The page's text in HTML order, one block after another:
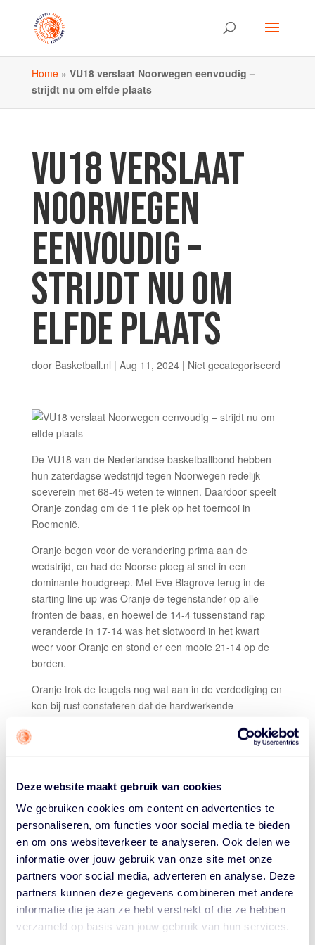
Deze website maakt gebruik van cookies
We gebruiken cookies om content en advertenties te
personaliseren, om functies voor social media te bieden
en om ons websiteverkeer te analyseren. Ook delen we
informatie over jouw gebruik van onze site met onze
partners voor social media, adverteren en analyse. Deze
partners kunnen deze gegevens combineren met andere
informatie die je aan ze hebt verstrekt of die ze hebben
verzameld op basis van jouw gebruik van hun services.
Home» VU18 verslaat Noorwegen eenvoudig –
strijdt nu om elfde plaats
VU18 VERSLAAT
NOORWEGEN
EENVOUDIG –
STRIJDT NU OM
ELFDE PLAATS
door Basketball.nl | Aug 11, 2024| Niet gecategoriseerd
De VU18 van de Nederlandse basketballbond hebben
hun zaterdagse wedstrijd tegen Noorwegen redelijk
soeverein met 68-45 weten te winnen. Daardoor speelt
Oranje zondag om de 11e plek op het toernooi in
Roemenië.
Oranje begon voor de verandering prima aan de
wedstrijd, en had de Noorse ploeg al snel in een
dominante houdgreep. Met Eve Blagrove terug in de
starting line up was Oranje de tegenstander op alle
fronten de baas, en hoewel de 14-4 tussenstand rap
veranderde in 17-14 was het slotwoord in het kwart
weer voor Oranje en stond er een mooie 21-14 op de
borden.
Oranje trok de teugels nog wat aan in de verdediging en
kon bij rust constateren dat de hardwerkende
scoorde 20 punten bij rust en Oranje kon er daar 39
tegenover stellen.
Na de wisseling der baskets hield Oranje controle, maar
kreeg Noorwegen weer wat meer lucht, maar de
Nederlandse selectie wist ook met een diepe rotatie de
overhand te houden. Via 56-32 aan het begin van het
laatste kwart was duidelijk dat de zege eigenlijk maar bij
één ploeg terecht kon komen vandaag. De Noren
kwamen nog wel iets dichterbij, maar de overwinning
kwam nergens in gevaar, en Oranje kon zo met
lachende gezichten voor de voorlaatste keer het veld af.
Coach Jorrick Creijgthon: "Vandaag ging alles een stuk